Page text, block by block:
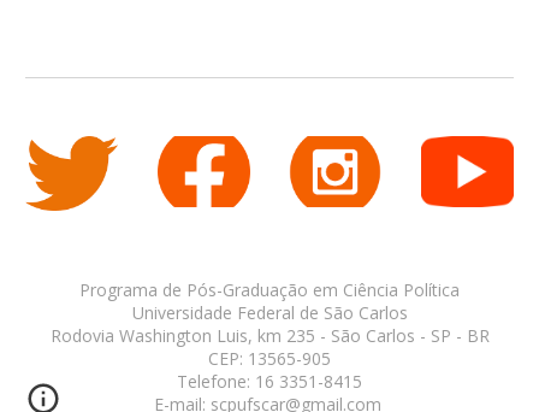
Programa de Pós-Graduação em Ciência Política
Universidade Federal de São Carlos
Rodovia Washington Luis, km 235 - São Carlos - SP - BR
CEP: 13565-905
Telefone: 16 3351-8415
E-mail: scpufscar@gmail.com